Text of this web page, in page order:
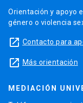
Orientación y apoyo
género o violencia
launch Contacto para
launch Más orientación
MEDIACIÓN